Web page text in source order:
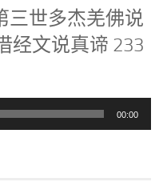
三世多杰羌佛说
经文说真谛 233
00:00